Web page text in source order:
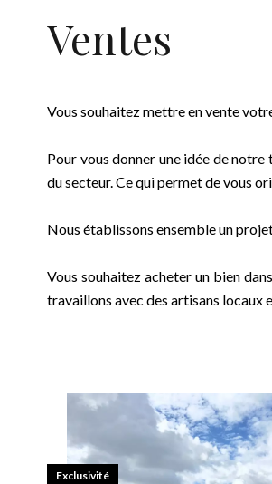
Ventes
Vous souhaitez mettre en vente
Pour vous donner une idée de
du secteur. Ce qui permet de vous
Nous établissons ensemble un
Vous souhaitez acheter un bien
travaillons avec des artisans locaux
Exclusivité